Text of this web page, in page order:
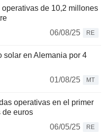
de 10,2 millones
06/08/25
RE
solar en Alemania por 4
01/08/25
MT
operativas en el primer
de euros
06/05/25
RE